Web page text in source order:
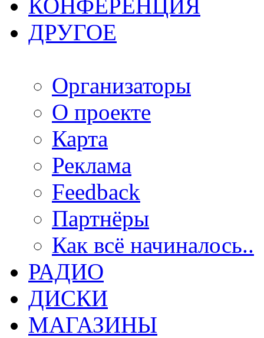
КОНФЕРЕНЦИЯ
ДРУГОЕ
Организаторы
О проекте
Карта
Реклама
Feedback
Партнёры
Как всё начиналось..
РАДИО
ДИСКИ
МАГАЗИНЫ